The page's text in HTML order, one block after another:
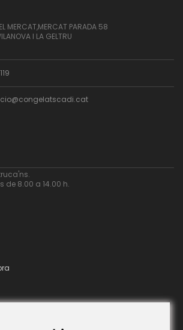
MERCAT,MERCAT PARADA 58
I LA GELTRU
de 8.00 a 14.00 h.